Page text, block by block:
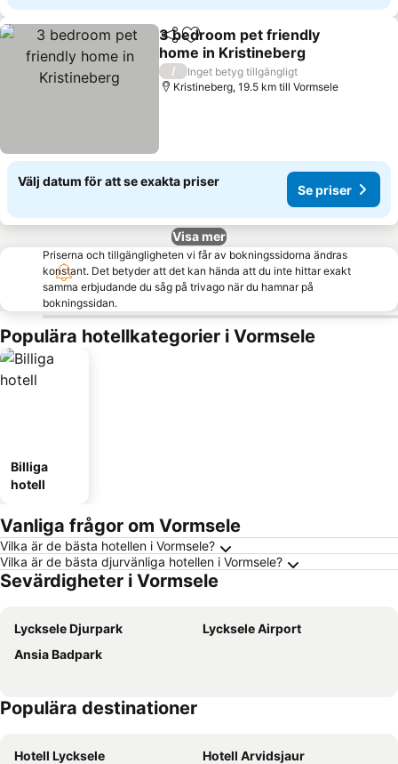
Dela Lägg till i Mina Favoriter
3 bedroom pet friendly
home in Kristineberg
Se priser
/
Inget betyg tillgängligt
Kristineberg, 19.5 km till Vormsele
Välj datum för att se exakta priser
Se priser
Visa mer
Priserna och tillgängligheten vi får av bokningssidorna ändras
konstant. Det betyder att det kan hända att du inte hittar exakt
samma erbjudande du såg på trivago när du hamnar på
bokningssidan.
Populära hotellkategorier i Vormsele
Billiga
hotell
Vanliga frågor om Vormsele
Vilka är de bästa hotellen i Vormsele?
Vilka är de bästa djurvänliga hotellen i Vormsele?
Sevärdigheter i Vormsele
Lycksele Djurpark
Lycksele Airport
Ansia Badpark
Populära destinationer
Hotell Lycksele
Hotell Arvidsjaur